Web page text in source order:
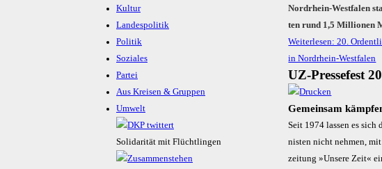
Kultur
Landespolitik
Politik
Soziales
Partei
Aus Kreisen & Gruppen
Umwelt
Solidarität mit Flüchtlingen
Nord­rhein-West­fa­len
ten rund 1,5 Mil­lio­nen
Weiterlesen: 20.
in Nord­rhein-West­falen
UZ-Pressefest
Gemeinsam
Seit 1974 las­sen es
nis­ten nicht neh­men,
zei­tung »Un­se­re Zeit«